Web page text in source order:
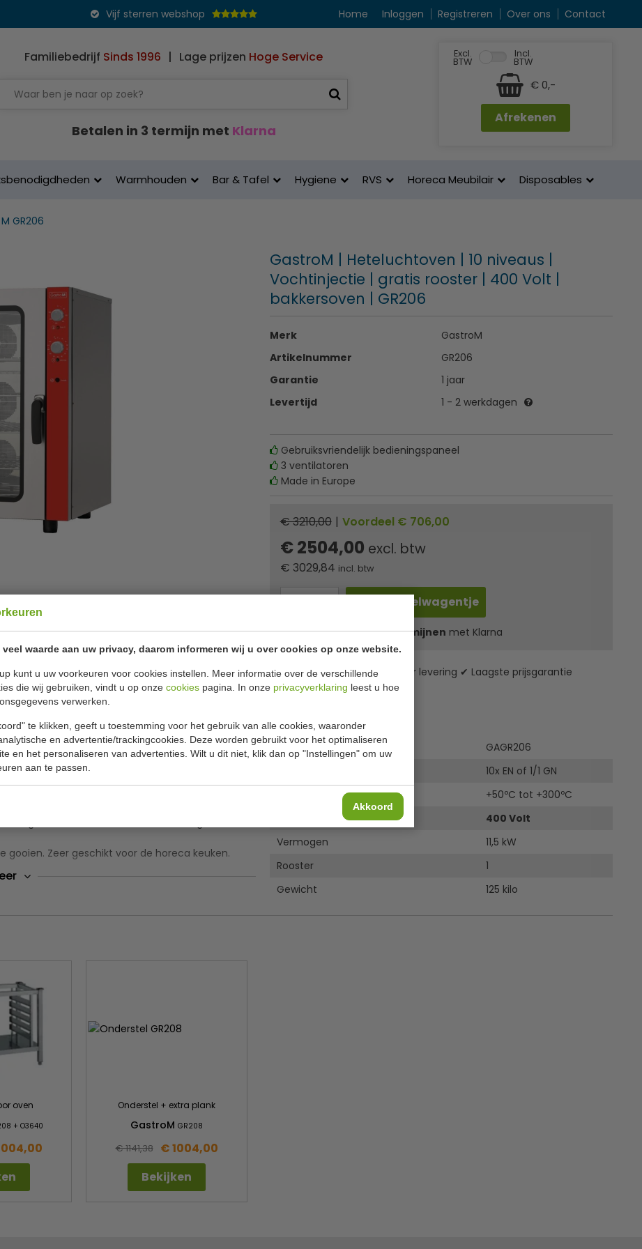
waarde aan uw privacy, daarom informeren wij u over cookies op onze website.
kunt u uw voorkeuren voor cookies instellen. Meer informatie over de verschillende
die wij gebruiken, vindt u op onze cookies pagina. In onze privacyverklaring leest u hoe
verwerken.
te klikken, geeft u toestemming voor het gebruik van alle cookies, waaronder
en advertentie/trackingcookies. Deze worden gebruikt voor het optimaliseren
en het personaliseren van advertenties. Wilt u dit niet, klik dan op "Instellingen" om uw
aan te passen.
Akkoord
Vijf sterren webshop Home Inloggen Registreren Over ons Contact
Familiebedrijf Sinds 1996 | Lage prijzen Hoge Service
Betalen in 3 termijn met Klarna
Excl.
BTW
Incl.
BTW
€ 0,-
Afrekenen
Warmhouden Bar & Tafel Hygiene RVS Horeca Meubilair Disposables
GR206
GastroM | Heteluchtoven | 10 niveaus |
Vochtinjectie | gratis rooster | 400 Volt |
bakkersoven | GR206
Merk
GastroM
Artikelnummer
GR206
Garantie
1 jaar
Levertijd
1 - 2 werkdagen
Gebruiksvriendelijk bedieningspaneel
3 ventilatoren
Made in Europe
€ 3210,00 | Voordeel € 706,00
€ 2504,00 excl. btw
€ 3029,84 incl. btw
In winkelwagentje
Ofbetaal1009,95in 3 termijnen met Klarna
✔ Gratis verzending* ✔ 24 uur levering ✔ Laagste prijsgarantie
10 x 60 x40 cm met
M elektrische heteluchtoven, geschikt voor
van 1 rooster (geschikt voor 4) en een links
gerechten en heeft ook een handige
Zeer geschikt voor de horeca keuken.
Model
GAGR206
10x EN of 1/1 GN
+50ºC tot +300ºC
400 Volt
Vermogen
11,5 kW
Rooster
1
Gewicht
125 kilo
oven
+ O3640
Onderstel + extra plank
GastroM GR208
€ 1141,38
€ 1004,00
Bekijken